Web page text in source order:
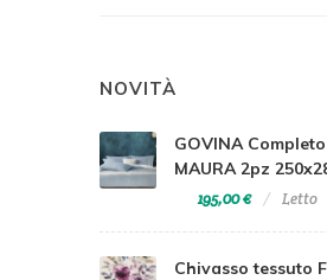
NOVITÀ
GOVINA
MAURA 2pz
195,00 € Letto
Chivasso tessuto